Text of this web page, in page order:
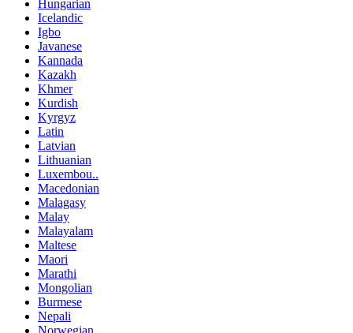
Hungarian
Icelandic
Igbo
Javanese
Kannada
Kazakh
Khmer
Kurdish
Kyrgyz
Latin
Latvian
Lithuanian
Luxembou..
Macedonian
Malagasy
Malay
Malayalam
Maltese
Maori
Marathi
Mongolian
Burmese
Nepali